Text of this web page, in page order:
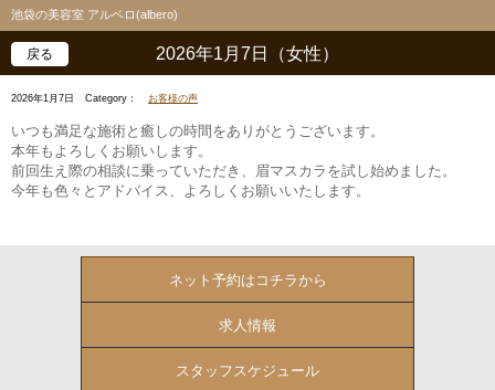
池袋の美容室 アルベロ(albero)
2026年1月7日（女性）
戻る
2026年1月7日 Category： お客様の声
いつも満足な施術と癒しの時間をありがとうございます。
本年もよろしくお願いします。
前回生え際の相談に乗っていただき、眉マスカラを試し始めました。
今年も色々とアドバイス、よろしくお願いいたします。
ネット予約はコチラから
求人情報
スタッフスケジュール